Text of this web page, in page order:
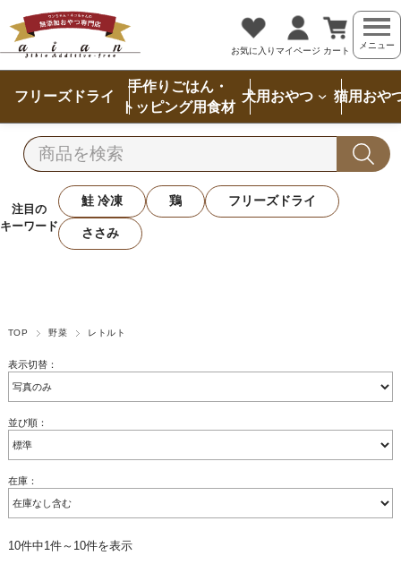
お気に入りマイページ カート
メニュー
フリーズドライ
手作りごはん・
トッピング用食材
犬用おやつ 猫用おや
注目の
キーワード
鮭 冷凍 鶏 フリーズドライ
ささみ
TOP 野菜 レトルト
表示切替：
並び順：
在庫：
10件中1件～10件を表示